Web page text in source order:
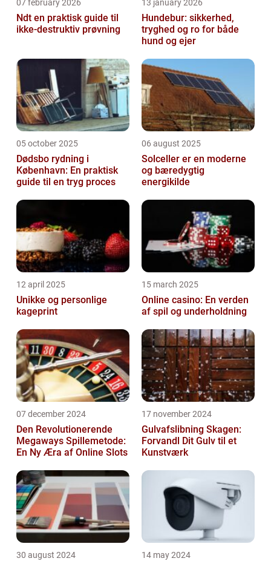
07 february 2026
Ndt en praktisk guide til
ikke-destruktiv prøvning
13 january 2026
Hundebur: sikkerhed,
tryghed og ro for både
hund og ejer
05 october 2025
Dødsbo rydning i
København: En praktisk
guide til en tryg proces
06 august 2025
Solceller er en moderne
og bæredygtig
energikilde
12 april 2025
Unikke og personlige
kageprint
15 march 2025
Online casino: En verden
af spil og underholdning
07 december 2024
Den Revolutionerende
Megaways Spillemetode:
En Ny Æra af Online Slots
17 november 2024
Gulvafslibning Skagen:
Forvandl Dit Gulv til et
Kunstværk
30 august 2024 14 may 2024